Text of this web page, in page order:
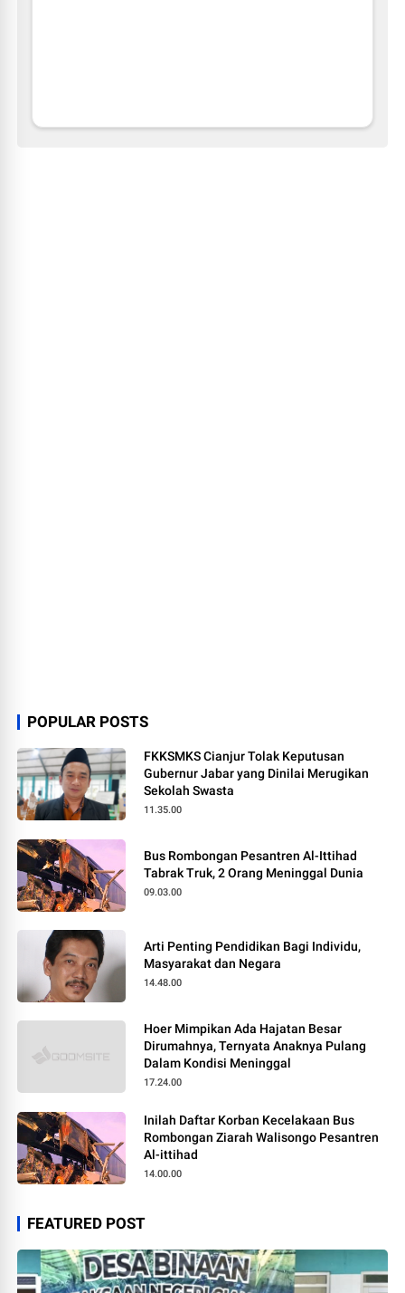
POPULAR POSTS
FKKSMKS Cianjur Tolak Keputusan
Gubernur Jabar yang Dinilai Merugikan
Sekolah Swasta
11.35.00
Bus Rombongan Pesantren Al-Ittihad
Tabrak Truk, 2 Orang Meninggal Dunia
09.03.00
Arti Penting Pendidikan Bagi Individu,
Masyarakat dan Negara
14.48.00
Hoer Mimpikan Ada Hajatan Besar
Dirumahnya, Ternyata Anaknya Pulang
Dalam Kondisi Meninggal
17.24.00
Inilah Daftar Korban Kecelakaan Bus
Rombongan Ziarah Walisongo Pesantren
Al-ittihad
14.00.00
FEATURED POST